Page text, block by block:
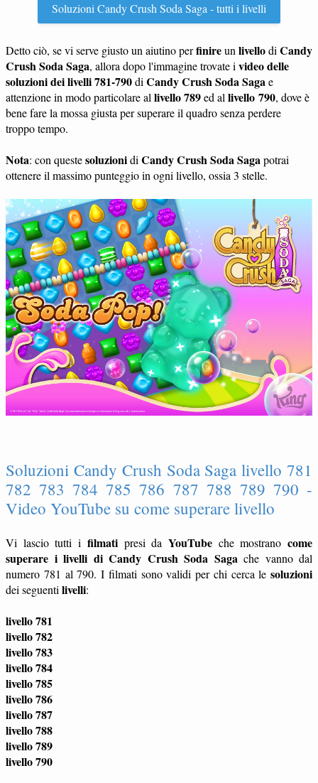
Soluzioni Candy Crush Soda Saga - tutti i livelli
Detto ciò, se vi serve giusto un aiutino perfinireun livellodi Candy
Crush Soda Saga, allora dopo l'immagine trovate i video delle
soluzioni dei livelli 781-790di Candy Crush Soda Sagae
attenzione in modo particolare al livello 789ed al livello 790, dove è
bene fare la mossa giusta per superare il quadro senza perdere
troppo tempo.
Nota: con questesoluzionidi Candy Crush Soda Sagapotrai
ottenere il massimo punteggio in ogni livello, ossia 3 stelle.
Soluzioni Candy Crush Soda Saga livello 781
782 783 784 785 786 787 788 789 790 -
Video YouTube su come superare livello
Vi lascio tutti i filmatipresi da YouTubeche mostranocome
superare i livelli di Candy Crush Soda Saga che vanno dal
numero 781 al 790. I filmati sono validi per chi cerca le soluzioni
dei seguenti livelli:
livello 781
livello 782
livello 783
livello 784
livello 785
livello 786
livello 787
livello 788
livello 789
livello 790